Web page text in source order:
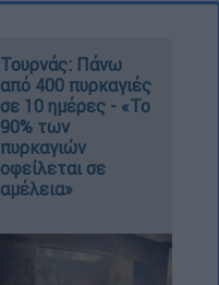
Τουρνάς: Πάνω
από 400 πυρκαγιές
σε 10 ημέρες - «Το
90% των
πυρκαγιών
οφείλεται σε
αμέλεια»